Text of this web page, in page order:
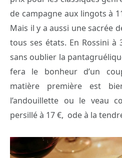
de campagne aux lingots à
Mais il y a aussi une sacrée
tous ses états. En Rossini à
sans oublier la
fera le bonheur d’un
matière première est
l’andouillette ou le veau
persillé à 17 €, ode à la